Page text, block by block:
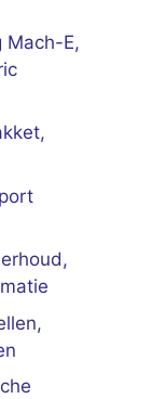
Mach-E,